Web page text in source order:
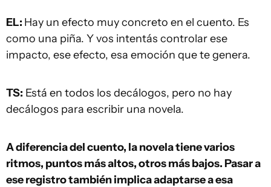
EL: Hay un efecto muy concreto en el cuento. Es
como una piña. Y vos intentás controlar ese
impacto, ese efecto, esa emoción que te genera.
TS: Está en todos los decálogos, pero no hay
decálogos para escribir una novela.
A diferencia del cuento, la novela tiene varios
ritmos, puntos más altos, otros más bajos. Pasar a
ese registro también implica adaptarse a esa